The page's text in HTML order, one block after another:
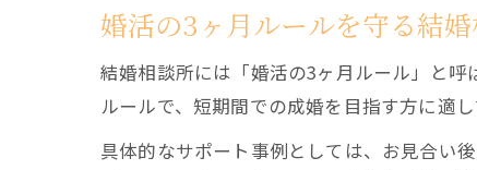
婚活の3ヶ月ルールを守る結
結婚相談所には「婚活の3ヶ月ルール」と
ルールで、短期間での成婚を目指す方に適
具体的なサポート事例としては、お見合い